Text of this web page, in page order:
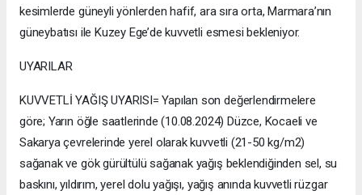
kesimlerde güneyli yönlerden hafif, ara sıra orta, Marmara’nın
güneybatısı ile Kuzey Ege’de kuvvetli esmesi bekleniyor.
UYARILAR
KUVVETLİ YAĞIŞ UYARISI= Yapılan son değerlendirmelere
göre; Yarın öğle saatlerinde (10.08.2024) Düzce, Kocaeli ve
Sakarya çevrelerinde yerel olarak kuvvetli (21-50 kg/m2)
sağanak ve gök gürültülü sağanak yağış beklendiğinden sel, su
baskını, yıldırım, yerel dolu yağışı, yağış anında kuvvetli rüzgar